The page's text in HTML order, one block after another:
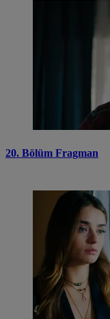
20. Bölüm Fragman